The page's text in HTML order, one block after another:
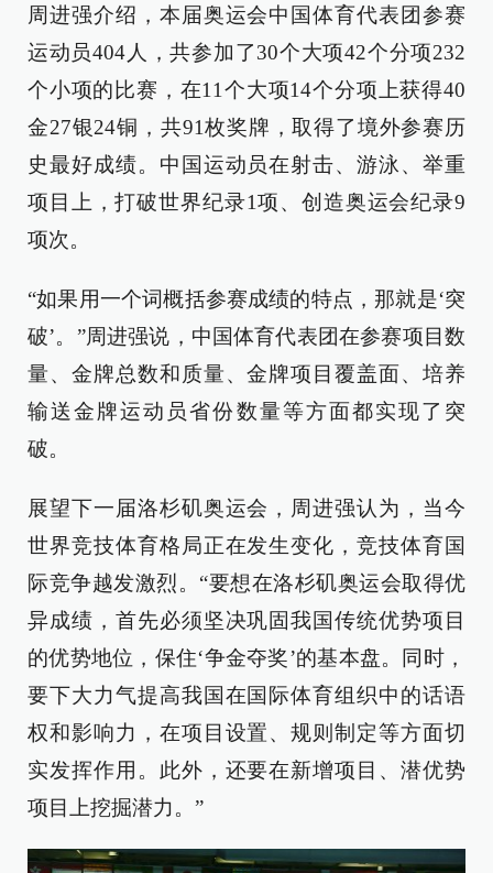
周进强介绍，本届奥运会中国体育代表团参赛
运动员404人，共参加了30个大项42个分项232
个小项的比赛，在11个大项14个分项上获得40
金27银24铜，共91枚奖牌，取得了境外参赛历
史最好成绩。中国运动员在射击、游泳、举重
项目上，打破世界纪录1项、创造奥运会纪录9
项次。
“如果用一个词概括参赛成绩的特点，那就是‘突
破’。”周进强说，中国体育代表团在参赛项目数
量、金牌总数和质量、金牌项目覆盖面、培养
输送金牌运动员省份数量等方面都实现了突
破。
展望下一届洛杉矶奥运会，周进强认为，当今
世界竞技体育格局正在发生变化，竞技体育国
际竞争越发激烈。“要想在洛杉矶奥运会取得优
异成绩，首先必须坚决巩固我国传统优势项目
的优势地位，保住‘争金夺奖’的基本盘。同时，
要下大力气提高我国在国际体育组织中的话语
权和影响力，在项目设置、规则制定等方面切
实发挥作用。此外，还要在新增项目、潜优势
项目上挖掘潜力。”